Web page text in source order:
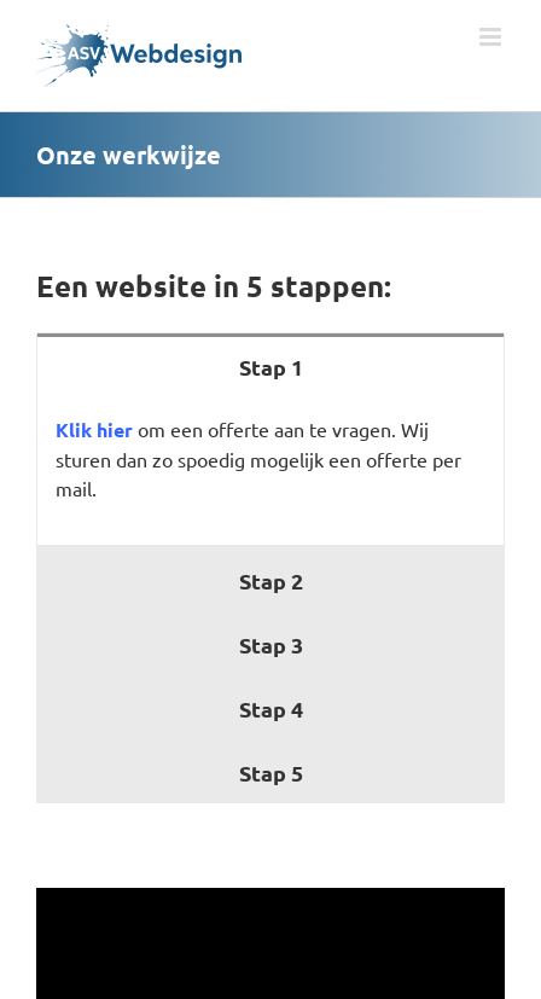
inhoud
Onze werkwijze
Een website in 5 stappen:
Stap 1
Klik hier om een offerte aan te vragen. Wij
sturen dan zo spoedig mogelijk een offerte per
mail.
Stap 2
Stap 3
Stap 4
Stap 5